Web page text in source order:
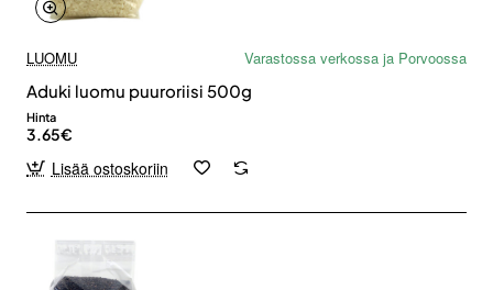
LUOMU
Varastossa verkossa ja Porvoossa
Aduki luomu puuroriisi 500g
Hinta
3.65€
Lisää ostoskoriin